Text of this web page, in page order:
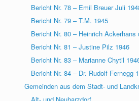
Bericht Nr. 78 – Emil Breuer Juli
Bericht Nr. 79 – T.M. 1945
Bericht Nr. 80 – Heinrich Ackerhans
Bericht Nr. 81 – Justine Pilz 1946
Bericht Nr. 83 – Marianne Chytil
Bericht Nr. 84 – Dr. Rudolf Fernegg
Gemeinden aus dem Stadt- und
Alt- und Neuharzdorf